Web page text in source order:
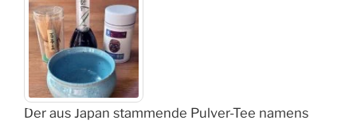
Der aus Japan stammende Pulver-Tee namens